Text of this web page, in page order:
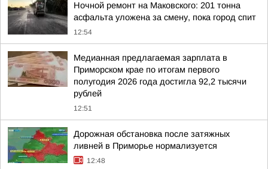
Ночной ремонт на Маковского: 201 тонна
асфальта уложена за смену, пока город спит
12:54
Медианная предлагаемая зарплата в
Приморском крае по итогам первого
полугодия 2026 года достигла 92,2 тысячи
рублей
12:51
Дорожная обстановка после затяжных
ливней в Приморье нормализуется
12:48